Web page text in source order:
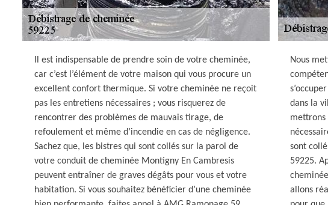
Il est indispensable de prendre soin de votre cheminée,
car c’est l’élément de votre maison qui vous procure un
excellent confort thermique. Si votre cheminée ne reçoit
pas les entretiens nécessaires ; vous risquerez de
rencontrer des problèmes de mauvais tirage, de
refoulement et même d’incendie en cas de négligence.
Sachez que, les bistres qui sont collés sur la paroi de
votre conduit de cheminée Montigny En Cambresis
peuvent entraîner de graves dégâts pour vous et votre
habitation. Si vous souhaitez bénéficier d’une cheminée
Nous
dans la
mettrons
sont
59225.
allons